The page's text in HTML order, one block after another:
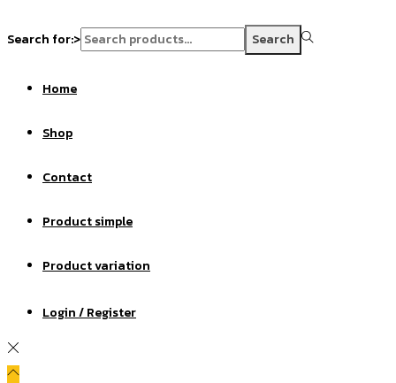
Search for:> Search
Home
Shop
Contact
Product simple
Product variation
Login / Register